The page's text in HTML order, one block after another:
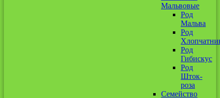
Мальвовые
Род
Мальва
Род
Род
Гибискус
Род
Шток-
роза
Семейство